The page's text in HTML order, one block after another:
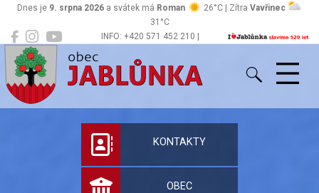
INFO: +420 571 452 210 |
Dnes je 9. srpna 2026 a svátek má Roman 26°C | Zítra Vavřinec
31°C
Jablůnka
Oficiální stránky
KONTAKTY
OBEC